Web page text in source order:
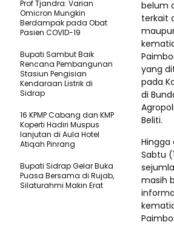
belum
terkait
yang
pada
di
Beliti.
Hingga
Sabtu
masih
Prof Tjandra: Varian
Omicron Mungkin
Berdampak pada Obat
Pasien COVID-19
Bupati Sambut Baik
Rencana Pembangunan
Stasiun Pengisian
Kendaraan Listrik di
Sidrap
16 KPMP Cabang dan KMP
Koperti Hadiri Muspus
lanjutan di Aula Hotel
Atiqah Pinrang
Bupati Sidrap Gelar Buka
Puasa Bersama di Rujab,
Silaturahmi Makin Erat